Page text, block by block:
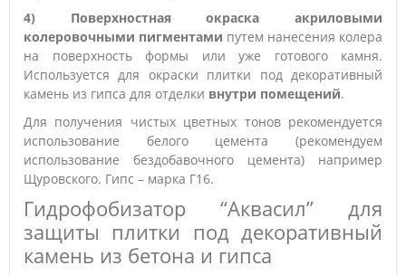
4) Поверхностная окраска акриловыми
колеровочными пигментами путем нанесения колера
на поверхность формы или уже готового камня.
Используется для окраски плитки под декоративный
камень из гипса для отделки внутри помещений.
Для получения чистых цветных тонов рекомендуется
использование белого цемента (рекомендуем
использование бездобавочного цемента) например
Щуровского. Гипс – марка Г16.
Гидрофобизатор “Аквасил” для
защиты плитки под декоративный
камень из бетона и гипса